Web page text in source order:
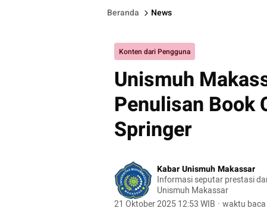
Beranda News
Konten dari Pengguna
Unismuh
Penulisan Book
Springer
Kabar Unismuh Makassar
Informasi seputar prestasi
Unismuh Makassar
21 Oktober 2025 12:53 WIB · waktu